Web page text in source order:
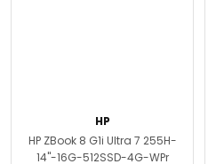
HP
HP ZBook 8 G1i Ultra 7 255H-
14''-16G-512SSD-4G-WPr